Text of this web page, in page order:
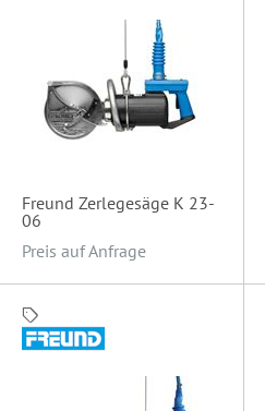
Freund Zerlegesäge K 23-
06
Preis auf Anfrage